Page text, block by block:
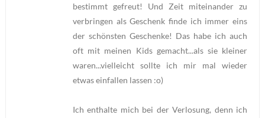
bestimmt gefreut! Und Zeit miteinander zu
verbringen als Geschenk finde ich immer eins
der schönsten Geschenke! Das habe ich auch
oft mit meinen Kids gemacht...als sie kleiner
waren...vielleicht sollte ich mir mal wieder
etwas einfallen lassen :o)
Ich enthalte mich bei der Verlosung, denn ich